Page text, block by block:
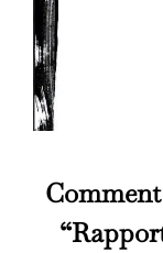
Comment